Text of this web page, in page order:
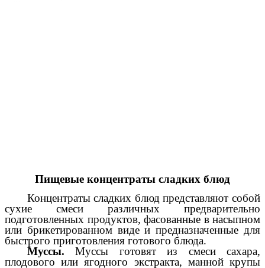
Пищевые концентраты сладких блюд
Концентраты сладких блюд представляют собой
сухие смеси различных предварительно
подготовленных продуктов, фасованные в насыпном
или брикетированном виде и предназначенные для
быстрого приготовления готового блюда.
Муссы.Муссы готовят из смеси сахара,
плодового или ягодного экстракта, манной крупы